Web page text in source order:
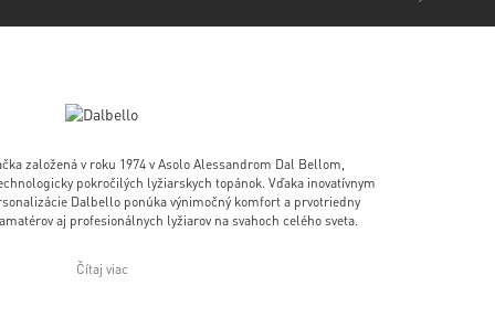
založená v roku 1974 v Asolo Alessandrom Dal Bellom,
pokročilých lyžiarskych topánok. Vďaka inovatívnym
Dalbello ponúka výnimočný komfort a prvotriedny
aj profesionálnych lyžiarov na svahoch celého sveta.
Čítaj viac